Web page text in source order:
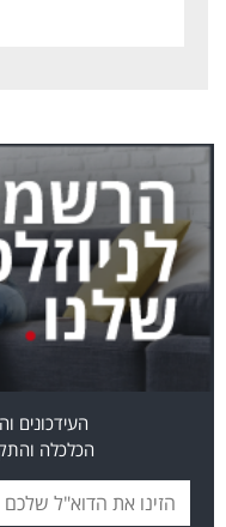
העידכונים
הכלכלה